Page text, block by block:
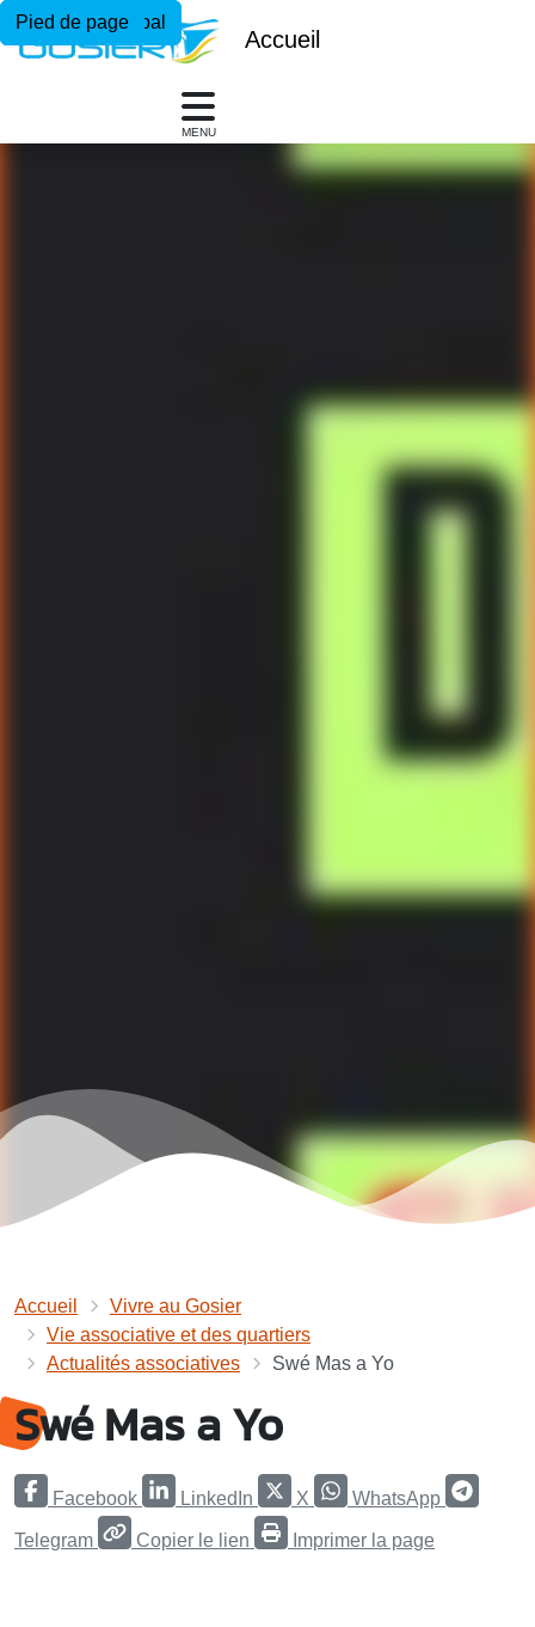
Menu principal
Contenu principal
Pied de page
Accueil
MENU
Accueil
Vivre au Gosier
Vie associative et des quartiers
Actualités associatives
Swé Mas a Yo
Swé Mas a Yo
Facebook LinkedIn X WhatsApp
Telegram Copier le lien Imprimer la page